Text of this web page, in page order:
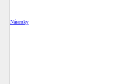
Náramky